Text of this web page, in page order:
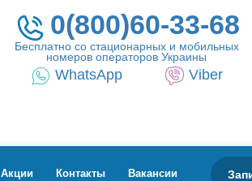
0(800)60-33-68
Бесплатно со стационарных и мобильных
номеров операторов Украины
WhatsApp Viber
Акции Контакты Вакансии